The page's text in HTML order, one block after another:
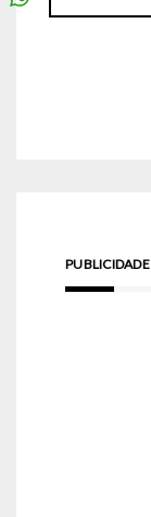
PUBLICIDADE